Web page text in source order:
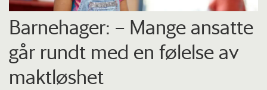
Barnehager: – Mange ansatte
går rundt med en følelse av
maktløshet